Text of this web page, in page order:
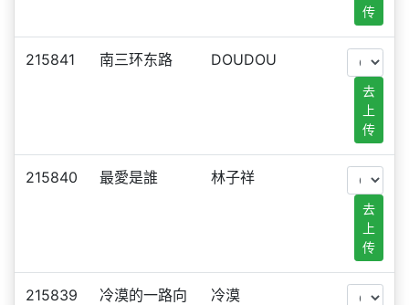
传
215841 南三环东路 DOUDOU
去
上
传
215840 最愛是誰 林子祥
去
上
传
215839
冷漠的一路向
冷漠